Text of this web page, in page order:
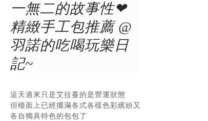
一無二的故事性❤
精緻手工包推薦 @
羽諾的吃喝玩樂日
記~
這天過來只是艾拉蔓的是營運狀態
但檯面上已經擺滿各式各樣色彩繽紛又
各自獨具特色的包包了